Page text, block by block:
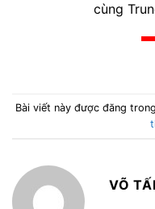
cùng
Bài viết này được đăng trong
VÕ